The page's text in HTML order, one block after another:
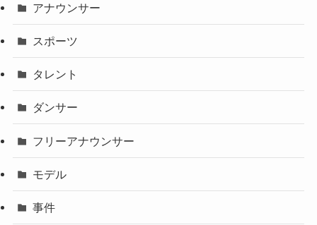
アナウンサー
スポーツ
タレント
ダンサー
フリーアナウンサー
モデル
事件